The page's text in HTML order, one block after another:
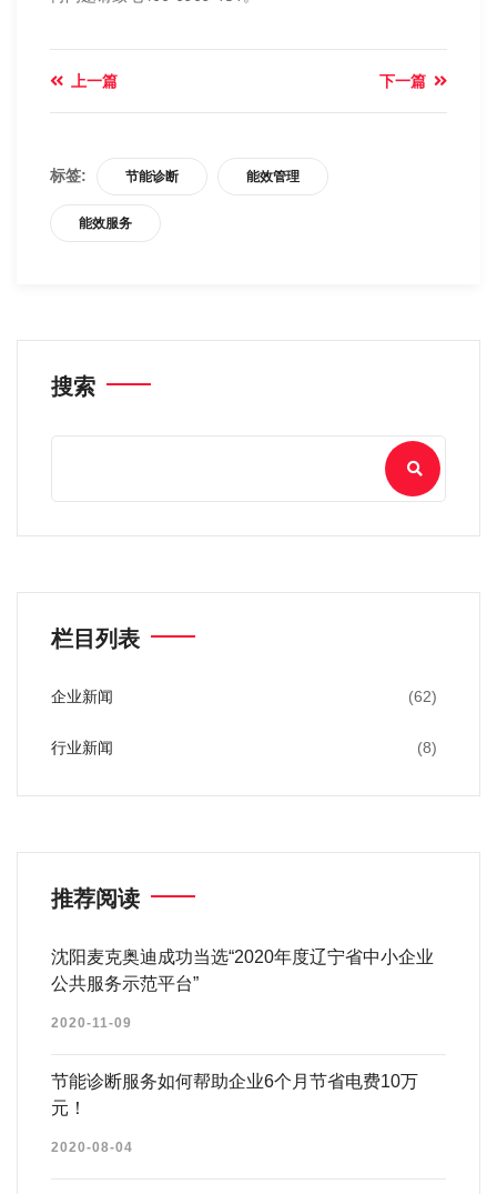
上一篇 下一篇
标签: 节能诊断 能效管理
能效服务
搜索
栏目列表
企业新闻 (62)
行业新闻 (8)
推荐阅读
沈阳麦克奥迪成功当选“2020年度辽宁省中小企业
公共服务示范平台”
2020-11-09
节能诊断服务如何帮助企业6个月节省电费10万
元！
2020-08-04